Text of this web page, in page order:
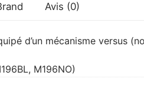
Avis (0)
d’un mécanisme versus
M196NO)